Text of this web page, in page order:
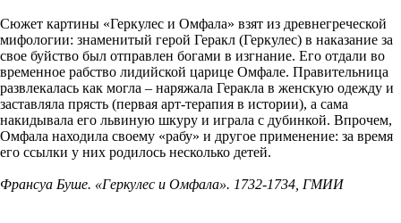
Сюжет картины «Геркулес и Омфала» взят из древнегреческой
мифологии: знаменитый герой Геракл (Геркулес) в наказание за
свое буйство был отправлен богами в изгнание. Его отдали во
временное рабство лидийской царице Омфале. Правительница
развлекалась как могла – наряжала Геракла в женскую одежду и
заставляла прясть (первая арт-терапия в истории), а сама
накидывала его львиную шкуру и играла с дубинкой. Впрочем,
Омфала находила своему «рабу» и другое применение: за время
его ссылки у них родилось несколько детей.
Франсуа Буше. «Геркулес и Омфала». 1732-1734, ГМИИ